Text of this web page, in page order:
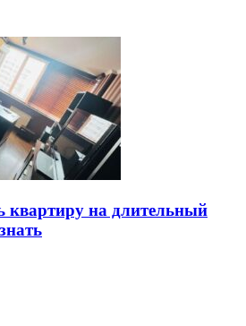
квартиру на длительный